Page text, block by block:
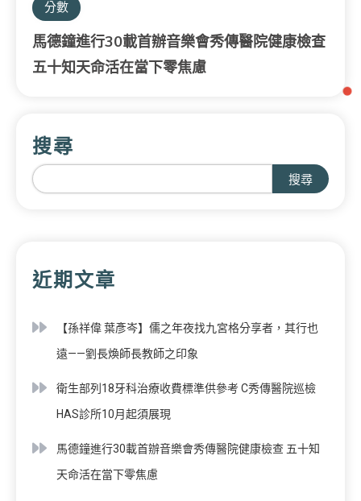
分數
馬德鐘進行30載首辦音樂會秀傳醫院健康檢查
五十知天命活在當下零焦慮
搜尋
搜尋
近期文章
【孫祥偉 葉彥岑】儒之年夜找九宮格分享者，其行也
遠——劉長煥師長教師之印象
衛生部列18牙科治療收費標準供參考 C秀傳醫院巡檢
HAS診所10月起須展現
馬德鐘進行30載首辦音樂會秀傳醫院健康檢查 五十知
天命活在當下零焦慮